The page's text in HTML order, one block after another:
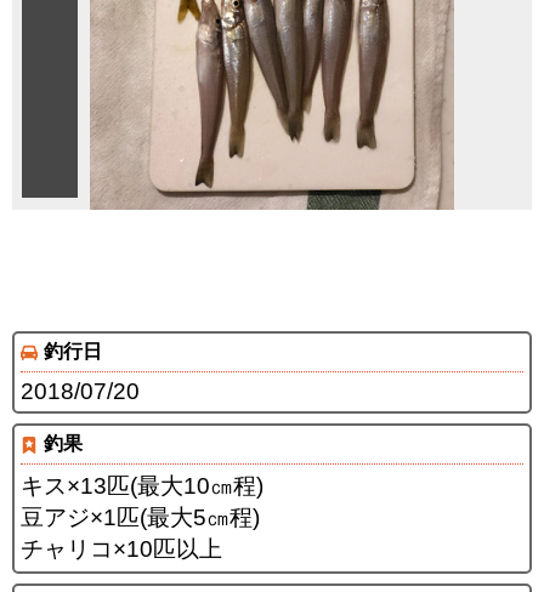
釣行日
2018/07/20
釣果
キス×13匹(最大10㎝程)
豆アジ×1匹(最大5㎝程)
チャリコ×10匹以上